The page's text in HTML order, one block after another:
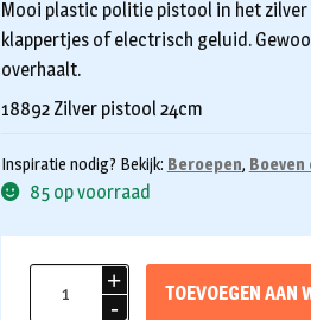
Mooi plastic politie pistool in het zilver
klappertjes of electrisch geluid.
overhaalt.
18892 Zilver pistool 24cm
Inspiratie nodig? Bekijk: Beroepen,
85 op voorraad
pistool
TOEVOEGEN AAN